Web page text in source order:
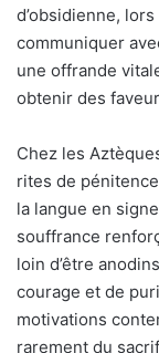
d’obsidienne,
communiquer
une offrande
obtenir des
Chez les
rites de
la langue en
souffrance
loin d’être
courage et de
motivations
rarement du